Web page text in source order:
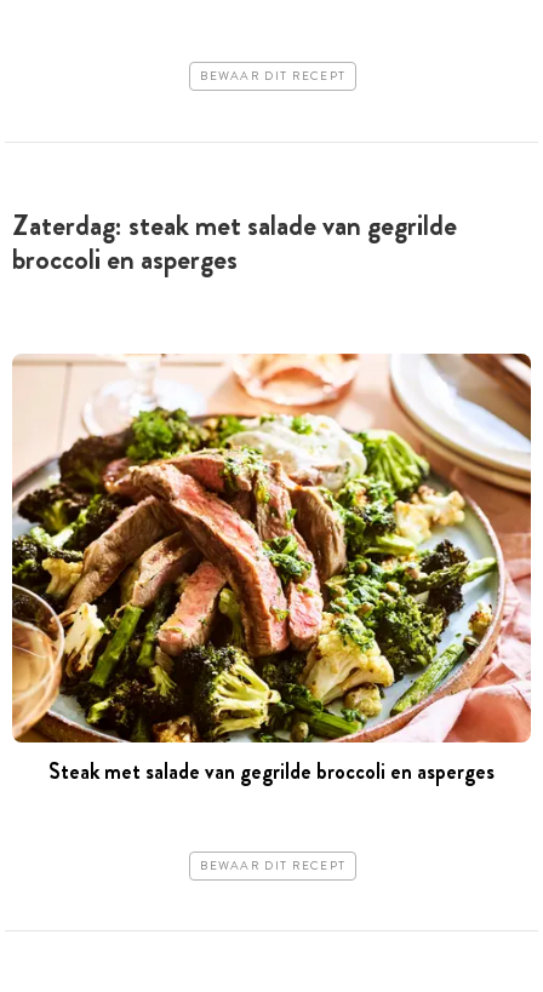
BEWAAR DIT RECEPT
Zaterdag: steak met salade van gegrilde
broccoli en asperges
Steak met salade van gegrilde broccoli en ­asperges
BEWAAR DIT RECEPT